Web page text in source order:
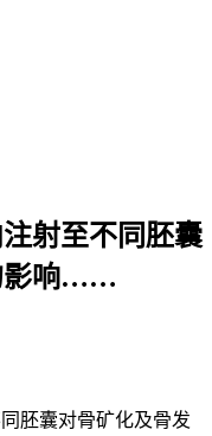
射至不同胚囊
影响……
胚囊对骨矿化及骨发